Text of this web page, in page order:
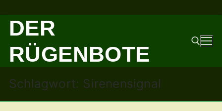
Zum
Inhalt
springen
DER
RÜGENBOTE
Suchen nach:
Schlagwort: Sirenensignal